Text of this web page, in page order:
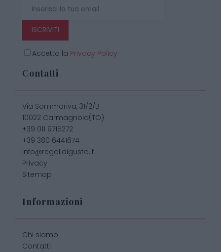
ISCRIVITI
Accetto la Privacy Policy
Contatti
Via Sommariva, 31/2/B
10022 Carmagnola(TO)
+39 011 9715272
+39 380 6441674
info@regalidigusto.it
Privacy
Sitemap
Informazioni
Chi siamo
Contatti